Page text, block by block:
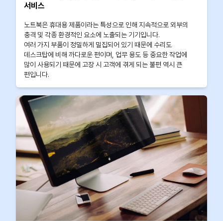
서비스
노트북은 휴대용 제품이라는 특성으로 인해 지속적으로 외부의
충격 및 각종 환경적인 요소에 노출되는 기기입니다.
여러 가지 부품이 정밀하게 밀집되어 있기 때문에 수리도
데스크탑에 비해 까다로운 편이며, 업무 용도 등 중요한 작업에
많이 사용되기 때문에 고장 시 고객에 겪게 되는 불편 역시 큰
편입니다.